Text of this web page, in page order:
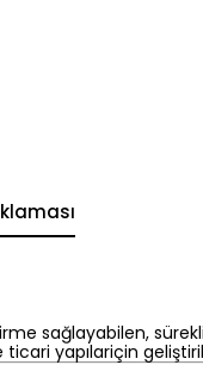
sağlayabilen,
ticari yapılariçin